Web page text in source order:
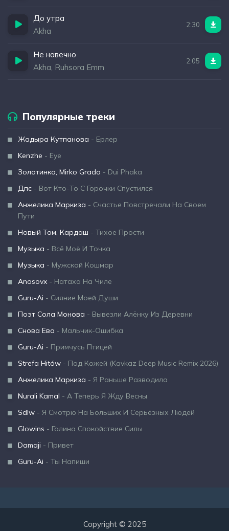
До утра
Akha
2:30
Не навечно
Akha, Ruhsora Emm
2:05
Популярные треки
Жадыра Кутпанова - Ерлер
Kenzhe - Eye
Золотинка, Mirko Grado - Dui Phaka
Дпс - Вот Кто-То С Горочки Спустился
Анжелика Маркиза - Счастье Повстречали На Своем
Пути
Новый Том, Кардаш - Тихое Прости
Музыка - Всё Моё И Точка
Музыка - Мужской Кошмар
Anosovx - Натаха На Чиле
Guru-Ai - Сияние Моей Души
Поэт Сола Монова - Вывезли Алёнку Из Деревни
Снова Ева - Мальчик-Ошибка
Guru-Ai - Примчусь Птицей
Strefa Hitów - Под Кожей (Kavkaz Deep Music Remix 2026)
Анжелика Маркиза - Я Раньше Разводила
Nurali Kamal - А Теперь Я Жду Весны
Sdlw - Я Смотрю На Больших И Серьёзных Людей
Glowins - Галина Спокойствие Силы
Damaji - Привет
Guru-Ai - Ты Напиши
Copyright © 2025